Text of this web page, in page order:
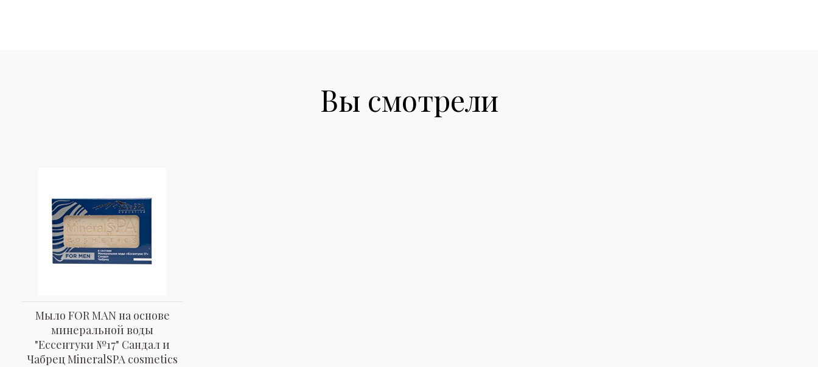
Вы смотрели
Мыло FOR MAN на основе
минеральной воды
"Ессентуки №17" Сандал и
Чабрец MineralSPA cosmetics